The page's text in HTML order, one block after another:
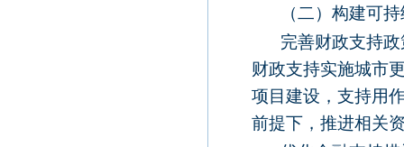
（二）构建可
完善财政支持
财政支持实施城市
项目建设，支持用
前提下，推进相关